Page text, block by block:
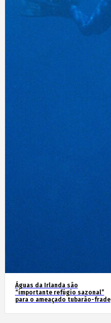
Águas da Irlanda são
“importante refúgio sazonal”
para o ameaçado tubarão-frade